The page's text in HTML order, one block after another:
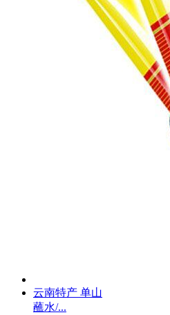
云南特产 单山
蘸水/...